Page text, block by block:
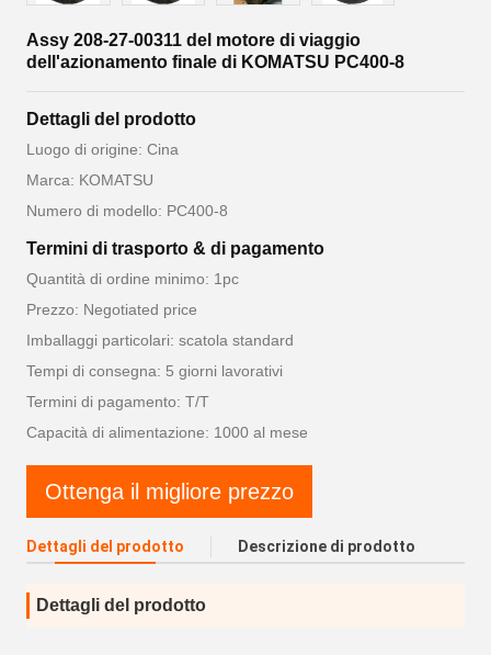
Assy 208-27-00311 del motore di viaggio
dell'azionamento finale di KOMATSU PC400-8
Dettagli del prodotto
Luogo di origine: Cina
Marca: KOMATSU
Numero di modello: PC400-8
Termini di trasporto & di pagamento
Quantità di ordine minimo: 1pc
Prezzo: Negotiated price
Imballaggi particolari: scatola standard
Tempi di consegna: 5 giorni lavorativi
Termini di pagamento: T/T
Capacità di alimentazione: 1000 al mese
Ottenga il migliore prezzo
Dettagli del prodotto Descrizione di prodotto
Dettagli del prodotto